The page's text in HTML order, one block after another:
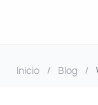
Inicio / Blog /